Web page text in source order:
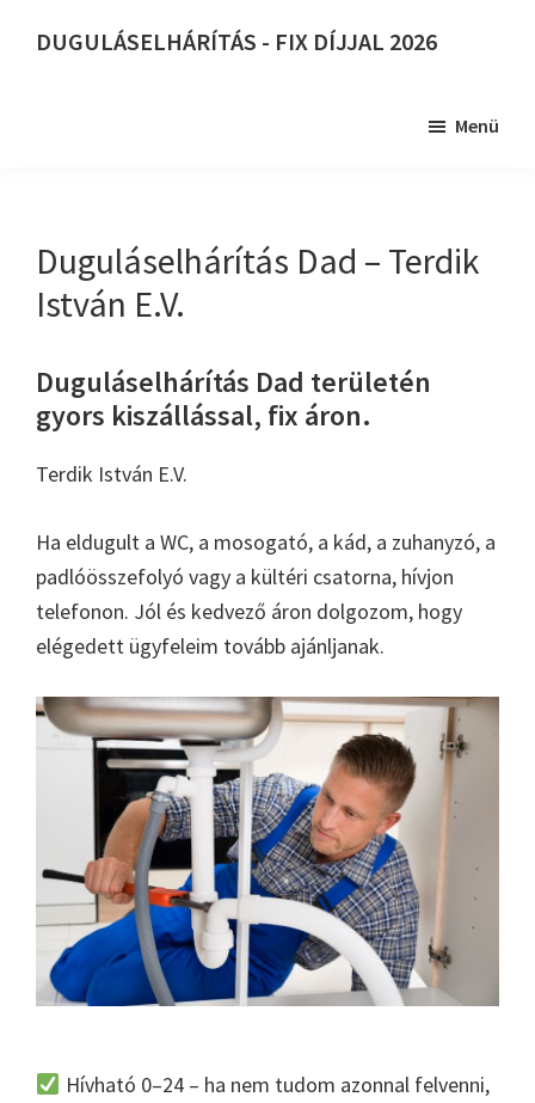
DUGULÁSELHÁRÍTÁS - FIX DÍJJAL 2026
Menü
Duguláselhárítás Dad – Terdik
István E.V.
Duguláselhárítás Dad területén
gyors kiszállással, fix áron.
Terdik István E.V.
Ha eldugult a WC, a mosogató, a kád, a zuhanyzó, a
padlóösszefolyó vagy a kültéri csatorna, hívjon
telefonon. Jól és kedvező áron dolgozom, hogy
elégedett ügyfeleim tovább ajánljanak.
Hívható 0–24 – ha nem tudom azonnal felvenni,